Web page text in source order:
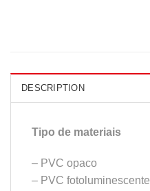
DESCRIPTION
Tipo de materiais
– PVC opaco
– PVC fotoluminescente